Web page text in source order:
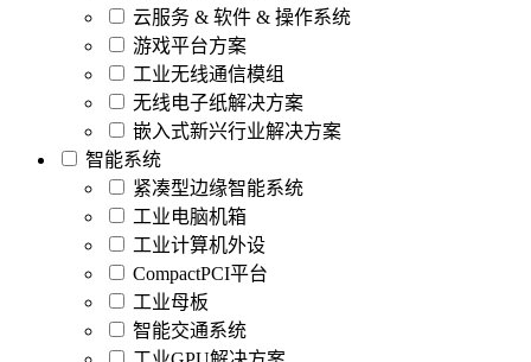
云服务 & 软件 & 操作系统
游戏平台方案
工业无线通信模组
无线电子纸解决方案
嵌入式新兴行业解决方案
智能系统
紧凑型边缘智能系统
工业电脑机箱
工业计算机外设
CompactPCI平台
工业母板
智能交通系统